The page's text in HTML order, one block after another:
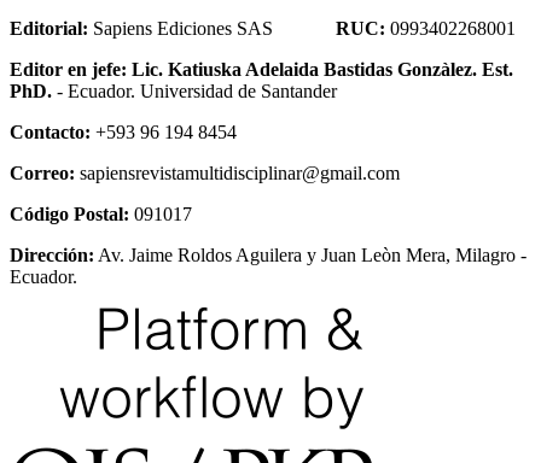
Editorial: Sapiens Ediciones SAS RUC: 0993402268001
Editor en jefe: Lic. Katiuska Adelaida Bastidas Gonzàlez. Est.
PhD. - Ecuador. Universidad de Santander
Contacto: +593 96 194 8454
Correo: sapiensrevistamultidisciplinar@gmail.com
Código Postal: 091017
Dirección: Av. Jaime Roldos Aguilera y Juan Leòn Mera, Milagro -
Ecuador.